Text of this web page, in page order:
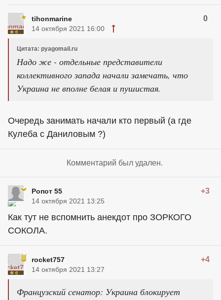
tihonmarine 0
14 октября 2021 16:00
Цитата: pyagomail.ru
Надо же - отдельные представители
коллективного запада начали замечать, что
Украина не вполне белая и пушистая.
Очередь занимать начали кто первый (а где
Кулеба с Даниловым ?)
Комментарий был удален.
Ропот 55 +3
14 октября 2021 13:25
Как тут не вспомнить анекдот про ЗОРКОГО
СОКОЛА.
rocket757 +4
14 октября 2021 13:27
Французский сенатор: Украина блокирует